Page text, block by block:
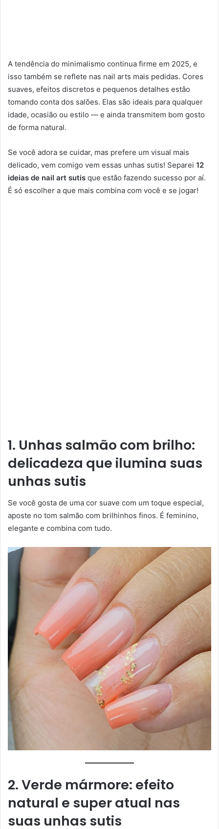
A tendência do minimalismo continua firme em 2025, e
isso também se reflete nas nail arts mais pedidas. Cores
suaves, efeitos discretos e pequenos detalhes estão
tomando conta dos salões. Elas são ideais para qualquer
idade, ocasião ou estilo — e ainda transmitem bom gosto
de forma natural.
Se você adora se cuidar, mas prefere um visual mais
delicado, vem comigo vem essas unhas sutis! Separei 12
ideias de nail art sutis que estão fazendo sucesso por aí.
É só escolher a que mais combina com você e se jogar!
1. Unhas salmão com brilho:
delicadeza que ilumina suas
unhas sutis
Se você gosta de uma cor suave com um toque especial,
aposte no tom salmão com brilhinhos finos. É feminino,
elegante e combina com tudo.
2. Verde mármore: efeito
natural e super atual nas
suas unhas sutis